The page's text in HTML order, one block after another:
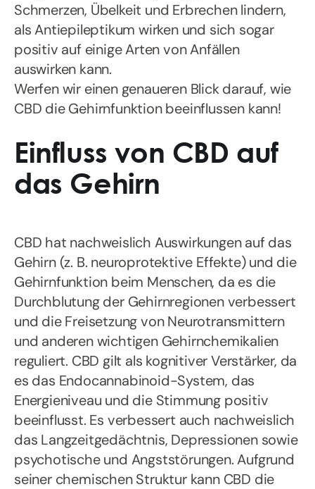
Schmerzen, Übelkeit und Erbrechen lindern,
als Antiepileptikum wirken und sich sogar
positiv auf einige Arten von Anfällen
auswirken kann.
Werfen wir einen genaueren Blick darauf, wie
CBD die Gehirnfunktion beeinflussen kann!
Einfluss von CBD auf
das Gehirn
CBD hat nachweislich Auswirkungen auf das
Gehirn (z. B. neuroprotektive Effekte) und die
Gehirnfunktion beim Menschen, da es die
Durchblutung der Gehirnregionen verbessert
und die Freisetzung von Neurotransmittern
und anderen wichtigen Gehirnchemikalien
reguliert. CBD gilt als kognitiver Verstärker, da
es das Endocannabinoid-System, das
Energieniveau und die Stimmung positiv
beeinflusst. Es verbessert auch nachweislich
das Langzeitgedächtnis, Depressionen sowie
psychotische und Angststörungen. Aufgrund
seiner chemischen Struktur kann CBD die